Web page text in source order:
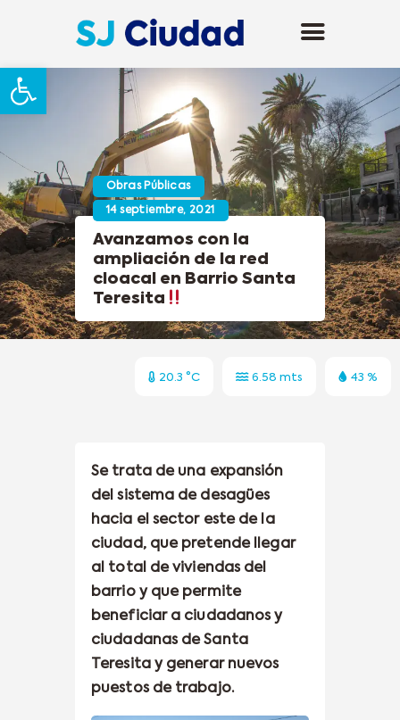
Abrir barra de herramientas
Obras Públicas
14 septiembre, 2021
Avanzamos con la
ampliación de la red
cloacal en Barrio Santa
Teresita
20.3 °C 6.58 mts 43 %
Se trata de una expansión
del sistema de desagües
hacia el sector este de la
ciudad, que pretende llegar
al total de viviendas del
barrio y que permite
beneficiar a ciudadanos y
ciudadanas de Santa
Teresita y generar nuevos
puestos de trabajo.